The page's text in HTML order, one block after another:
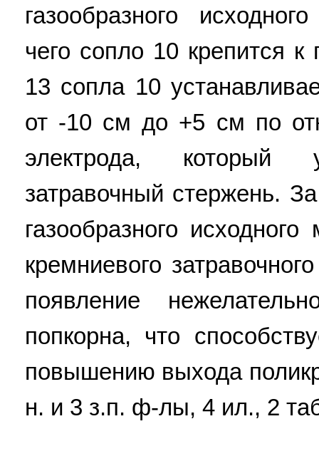
газообразного
чего сопло 10 крепится
13 сопла 10
от -10 см до +5 см по
электрода, который
затравочный стержень.
газообразного
кремниевого
появление
попкорна, что
повышению выхода
н. и 3 з.п. ф-лы, 4 ил., 2